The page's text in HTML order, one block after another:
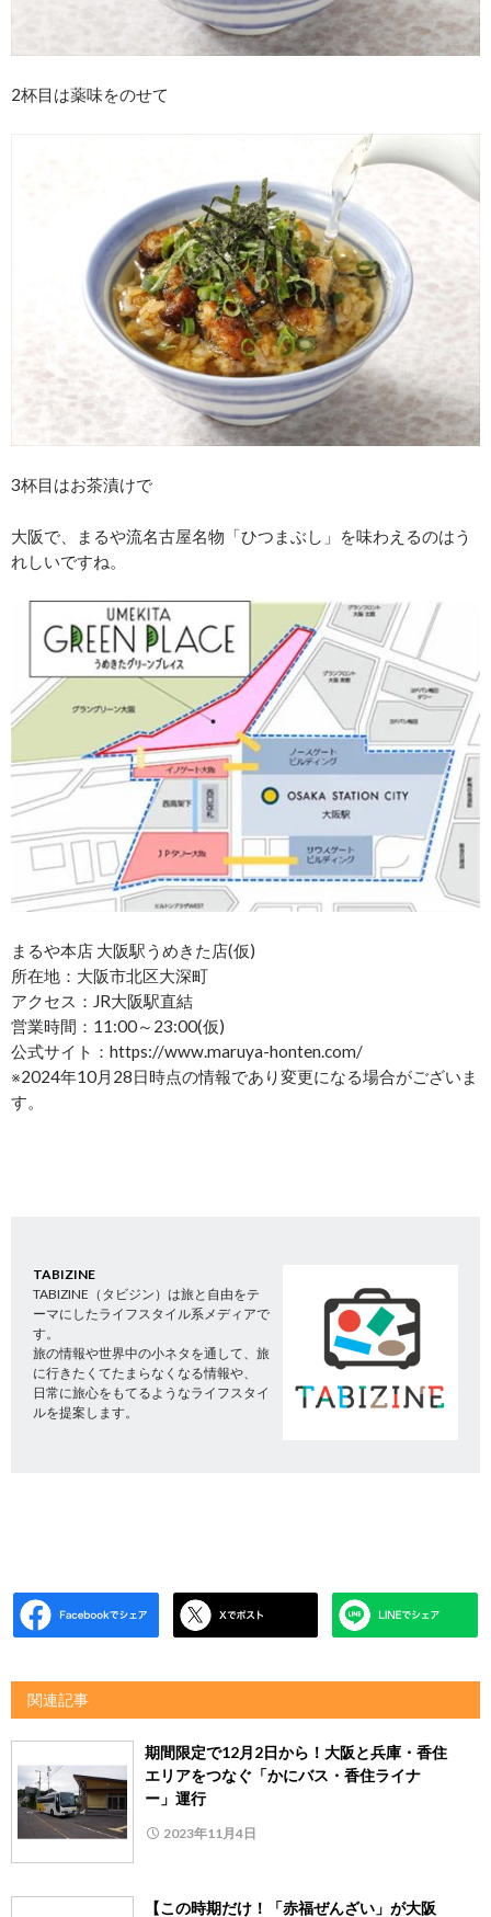
2杯目は薬味をのせて
3杯目はお茶漬けで
大阪で、まるや流名古屋名物「ひつまぶし」を味わえるのはう
れしいですね。
まるや本店 大阪駅うめきた店(仮)
所在地：大阪市北区大深町
アクセス：JR大阪駅直結
営業時間：11:00～23:00(仮)
公式サイト：https://www.maruya-honten.com/
※2024年10月28日時点の情報であり変更になる場合がございま
す。
TABIZINE
TABIZINE（タビジン）は旅と自由をテ
ーマにしたライフスタイル系メディアで
す。
旅の情報や世界中の小ネタを通して、旅
に行きたくてたまらなくなる情報や、
日常に旅心をもてるようなライフスタイ
ルを提案します。
関連記事
期間限定で12月2日から！大阪と兵庫・香住
エリアをつなぐ「かにバス・香住ライナ
ー」運行
2023年11月4日
【この時期だけ！「赤福ぜんざい」が大阪